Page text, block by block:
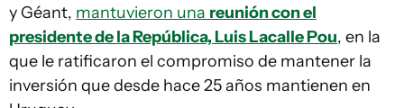
y Géant, mantuvieron una reunión con el
presidente de la República, Luis Lacalle Pou, en la
que le ratificaron el compromiso de mantener la
inversión que desde hace 25 años mantienen en